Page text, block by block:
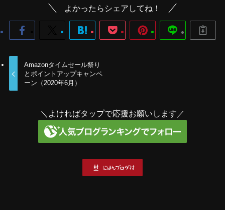
よかったらシェアしてね！
Amazonタイムセール祭り
とポイントアップキャンペ
ーン（2020年6月）
＼よければタップで応援お願いします／